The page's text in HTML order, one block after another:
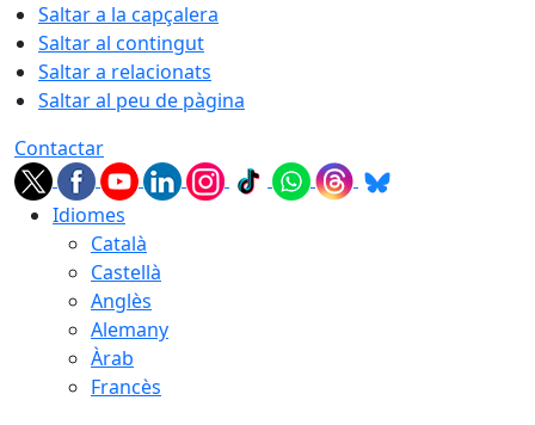
Saltar a la capçalera
Saltar al contingut
Saltar a relacionats
Saltar al peu de pàgina
Contactar
Idiomes
Català
Castellà
Anglès
Alemany
Àrab
Francès